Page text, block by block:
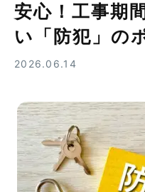
安心！工事期
い「防犯」の
2026.06.14